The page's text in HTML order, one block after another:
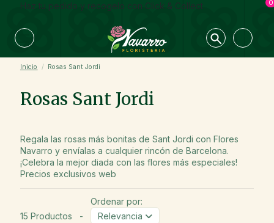
Haz tu pedido y recogelo con Click & Collect 0
Inicio Rosas Sant Jordi
Rosas Sant Jordi
Regala las rosas más bonitas de Sant Jordi con Flores
Navarro y envíalas a cualquier rincón de Barcelona.
¡Celebra la mejor diada con las flores más especiales!
Precios exclusivos web
15 Productos -
Ordenar por:
Relevancia